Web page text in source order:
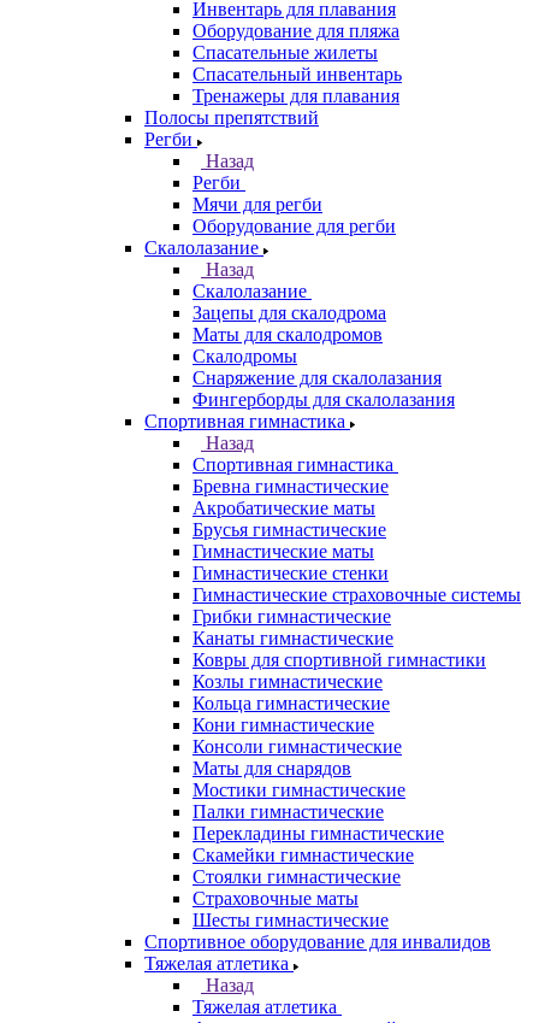
Инвентарь для плавания
Оборудование для пляжа
Спасательные жилеты
Спасательный инвентарь
Тренажеры для плавания
Полосы препятствий
Регби
Назад
Регби
Мячи для регби
Оборудование для регби
Скалолазание
Назад
Скалолазание
Зацепы для скалодрома
Маты для скалодромов
Скалодромы
Снаряжение для скалолазания
Фингерборды для скалолазания
Спортивная гимнастика
Назад
Спортивная гимнастика
Бревна гимнастические
Акробатические маты
Брусья гимнастические
Гимнастические маты
Гимнастические стенки
Гимнастические страховочные системы
Грибки гимнастические
Канаты гимнастические
Ковры для спортивной гимнастики
Козлы гимнастические
Кольца гимнастические
Кони гимнастические
Консоли гимнастические
Маты для снарядов
Мостики гимнастические
Палки гимнастические
Перекладины гимнастические
Скамейки гимнастические
Стоялки гимнастические
Страховочные маты
Шесты гимнастические
Спортивное оборудование для инвалидов
Тяжелая атлетика
Назад
Тяжелая атлетика